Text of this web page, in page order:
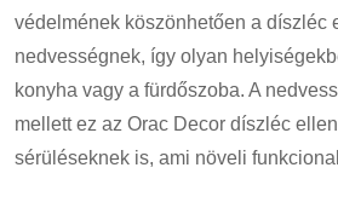
védelmének köszönhetően a díszléc
nedvességnek, így olyan
konyha vagy a fürdőszoba. A
mellett ez az Orac Decor díszléc
sérüléseknek is, ami növeli